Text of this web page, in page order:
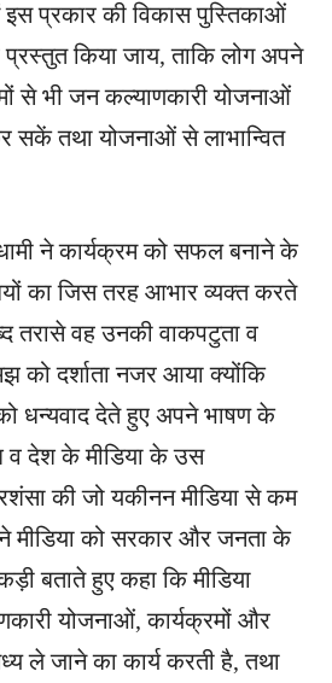
प्रकार की विकास पुस्तिकाओं
किया जाय, ताकि लोग अपने
से भी जन कल्याणकारी योजनाओं
सकें तथा योजनाओं से लाभान्वित
ने कार्यक्रम को सफल बनाने के
का जिस तरह आभार व्यक्त करते
तरासे वह उनकी वाकपटुता व
को दर्शाता नजर आया क्योंकि
को धन्यवाद देते हुए अपने भाषण के
व देश के मीडिया के उस
की जो यकीनन मीडिया से कम
मीडिया को सरकार और जनता के
बताते हुए कहा कि मीडिया
योजनाओं, कार्यक्रमों और
ले जाने का कार्य करती है, तथा